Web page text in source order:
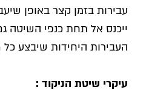
ייכנס אל תחת כנפי השיטה
העבירות היחידות שיבצע כל
עיקרי שיטת הניקוד :